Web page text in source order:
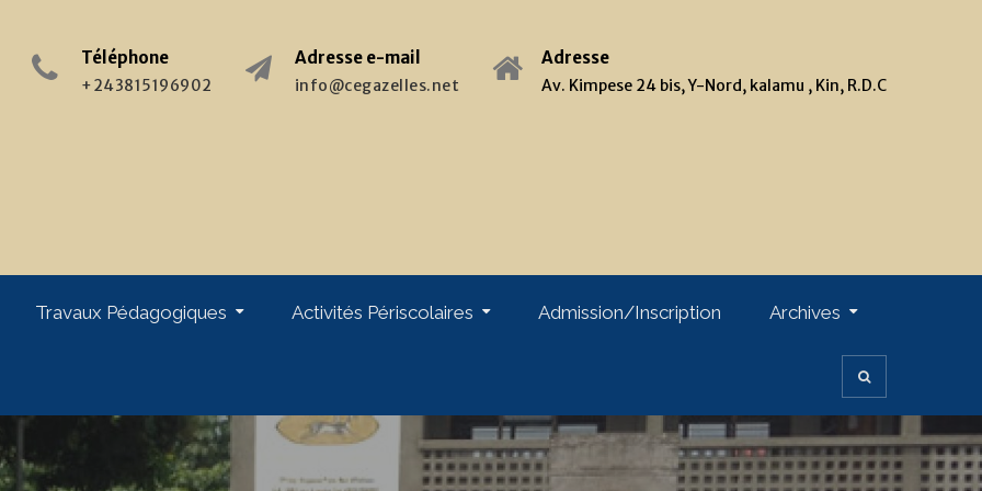
Téléphone
+243815196902
Adresse e-mail
info@cegazelles.net
Adresse
Av. Kimpese 24 bis, Y-Nord, kalamu , Kin, R.D.C
Travaux Pédagogiques Activités Périscolaires Admission/Inscription Archives